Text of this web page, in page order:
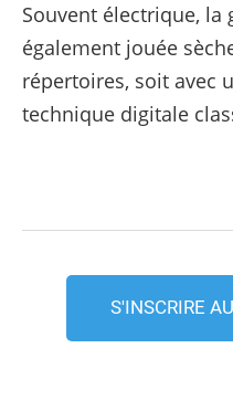
Souvent électrique,
également jouée
répertoires, soit avec
technique digitale
S'INSCRIRE